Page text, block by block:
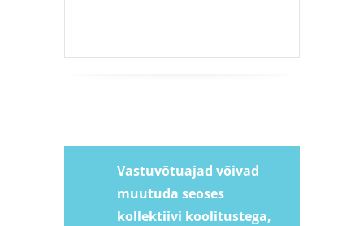
Vastuvõtuajad võivad
muutuda seoses
kollektiivi koolitustega,